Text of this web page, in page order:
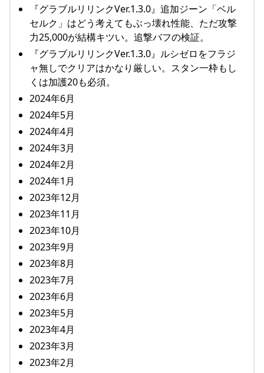
『グラブルリリンクVer.1.3.0』追加ジーン「ベル
セルク」はどう考えてもぶっ壊れ性能、ただ攻撃
力25,000が結構キツい。追撃バフの検証。
『グラブルリリンクVer.1.3.0』ルシゼロをフラジ
ャ無しでクリアはかなり厳しい。スタン一枠もし
くは加護20も必須。
2024年6月
2024年5月
2024年4月
2024年3月
2024年2月
2024年1月
2023年12月
2023年11月
2023年10月
2023年9月
2023年8月
2023年7月
2023年6月
2023年5月
2023年4月
2023年3月
2023年2月